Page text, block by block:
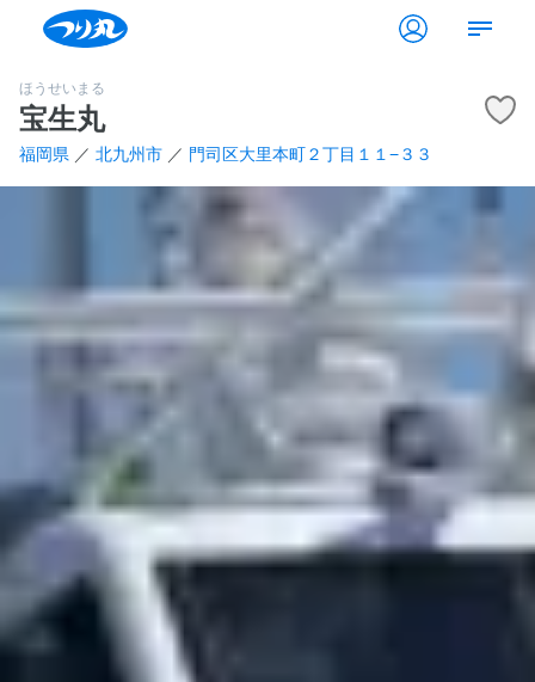
ほうせいまる
宝生丸
福岡県 ／ 北九州市 ／ 門司区大里本町２丁目１１−３３